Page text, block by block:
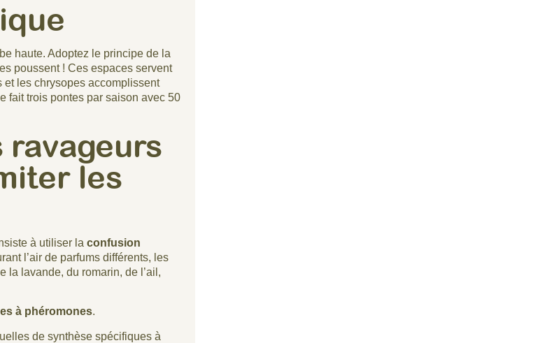
haute. Adoptez le principe de la
poussent ! Ces espaces servent
les chrysopes accomplissent
fait trois pontes par saison avec 50
ravageurs
les
à utiliser la confusion
l’air de parfums différents, les
la lavande, du romarin, de l’ail,
à phéromones.
de synthèse spécifiques à